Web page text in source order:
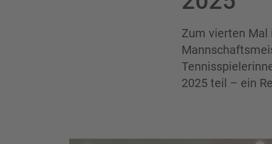
Zum vierten Mal
2025 teil – ein